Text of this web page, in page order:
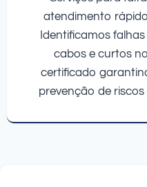
atendimento
Identificamos
cabos e curtos
certificado
prevenção de